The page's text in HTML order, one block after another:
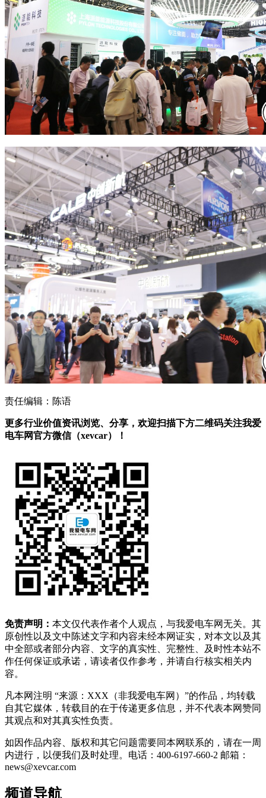
责任编辑：陈语
更多行业价值资讯浏览、分享，欢迎扫描下方二维码关注我爱
电车网官方微信（xevcar）！
免责声明： 本文仅代表作者个人观点，与我爱电车网无关。其
原创性以及文中陈述文字和内容未经本网证实，对本文以及其
中全部或者部分内容、文字的真实性、完整性、及时性本站不
作任何保证或承诺，请读者仅作参考，并请自行核实相关内
容。
凡本网注明 “来源：XXX（非我爱电车网）”的作品，均转载
自其它媒体，转载目的在于传递更多信息，并不代表本网赞同
其观点和对其真实性负责。
如因作品内容、版权和其它问题需要同本网联系的，请在一周
内进行，以便我们及时处理。电话：400-6197-660-2 邮箱：
news@xevcar.com
频道导航